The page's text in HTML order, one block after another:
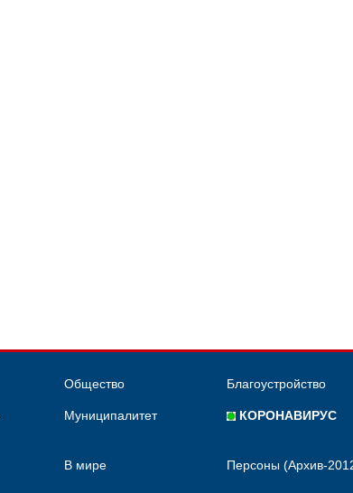
Общество Благоустройство
Муниципалитет КОРОНАВИРУС
В мире Персоны (Архив-